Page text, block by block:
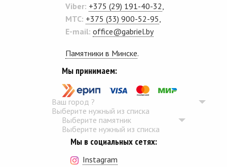
Viber: +375 (29) 191-40-32
MTC: +375 (33) 900-52-95
E-mail: office@gabriel.by
Памятники в Минске.
Мы принимаем:
Ваш город ?
Выберите нужный из списка
Выберите памятник
Выберите нужный из списка
Мы в социальных сетях:
Instagram